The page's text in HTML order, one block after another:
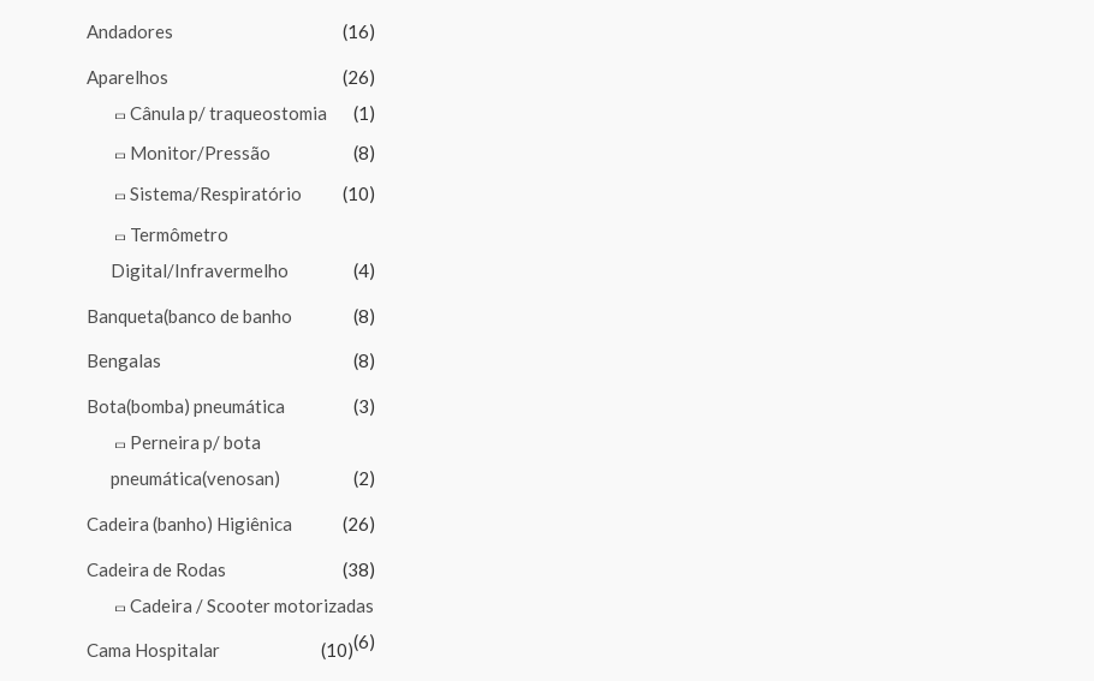
Andadores (16)
Aparelhos
(26)
Cânula p/ traqueostomia
(1)
Monitor/Pressão
(8)
Sistema/Respiratório
(10)
Termômetro
Digital/Infravermelho
(4)
Banqueta(banco de banho (8)
Bengalas (8)
Bota(bomba) pneumática
(3)
Perneira p/ bota
pneumática(venosan)
(2)
Cadeira (banho) Higiênica (26)
Cadeira de Rodas
(38)
Cadeira / Scooter motorizadas
(6)
Cama Hospitalar (10)